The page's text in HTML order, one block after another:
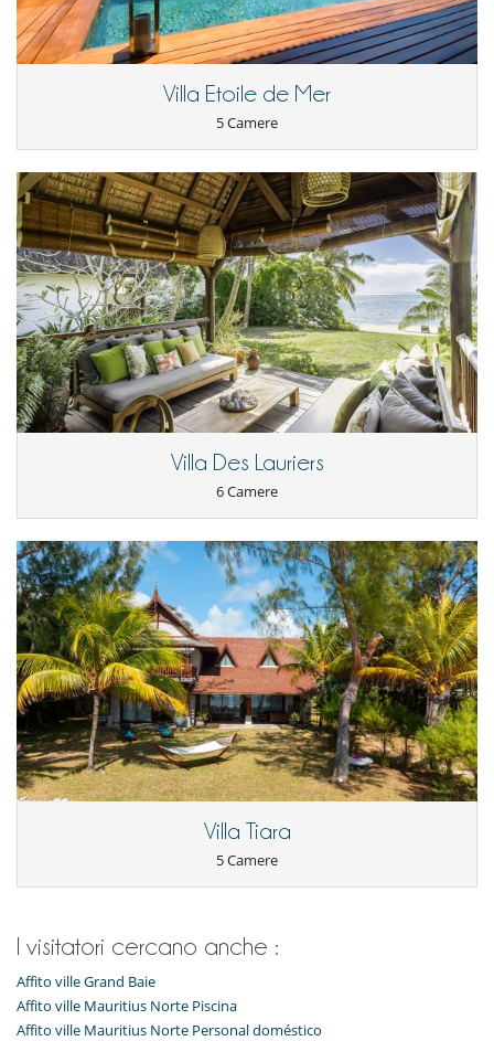
Villa Etoile de Mer
5 Camere
Villa Des Lauriers
6 Camere
Villa Tiara
5 Camere
I visitatori cercano anche :
Affito ville Grand Baie
Affito ville Mauritius Norte Piscina
Affito ville Mauritius Norte Personal doméstico